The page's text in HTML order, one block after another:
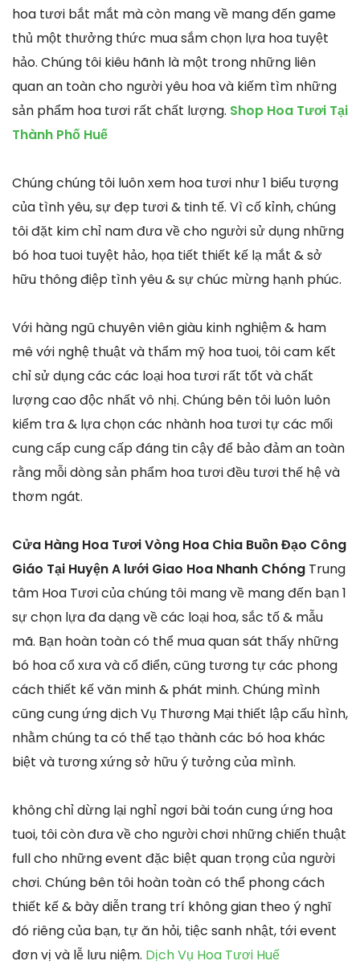
hoa tươi bắt mắt mà còn mang về mang đến game
thủ một thưởng thức mua sắm chọn lựa hoa tuyệt
hảo. Chúng tôi kiêu hãnh là một trong những liên
quan an toàn cho người yêu hoa và kiếm tìm những
sản phẩm hoa tươi rất chất lượng. Shop Hoa Tươi Tại
Thành Phố Huế
Chúng chúng tôi luôn xem hoa tươi như 1 biểu tượng
của tình yêu, sự đẹp tươi & tinh tế. Vì cố kỉnh, chúng
tôi đặt kim chỉ nam đưa về cho người sử dụng những
bó hoa tuoi tuyệt hảo, họa tiết thiết kế lạ mắt & sở
hữu thông điệp tình yêu & sự chúc mừng hạnh phúc.
Với hàng ngũ chuyên viên giàu kinh nghiệm & ham
mê với nghệ thuật và thẩm mỹ hoa tuoi, tôi cam kết
chỉ sử dụng các các loại hoa tươi rất tốt và chất
lượng cao độc nhất vô nhị. Chúng bên tôi luôn luôn
kiểm tra & lựa chọn các nhành hoa tươi tự các mối
cung cấp cung cấp đáng tin cậy để bảo đảm an toàn
rằng mỗi dòng sản phẩm hoa tươi đều tươi thế hệ và
thơm ngát.
Cửa Hàng Hoa Tươi Vòng Hoa Chia Buồn Đạo Công
Giáo Tại Huyện A lưới Giao Hoa Nhanh Chóng Trung
tâm Hoa Tươi của chúng tôi mang về mang đến bạn 1
sự chọn lựa đa dạng về các loại hoa, sắc tố & mẫu
mã. Bạn hoàn toàn có thể mua quan sát thấy những
bó hoa cổ xưa và cổ điển, cũng tương tự các phong
cách thiết kế văn minh & phát minh. Chúng mình
cũng cung ứng dịch Vụ Thương Mại thiết lập cấu hình,
nhằm chúng ta có thể tạo thành các bó hoa khác
biệt và tương xứng sở hữu ý tưởng của mình.
không chỉ dừng lại nghỉ ngơi bài toán cung ứng hoa
tuoi, tôi còn đưa về cho người chơi những chiến thuật
full cho những event đặc biệt quan trọng của người
chơi. Chúng bên tôi hoàn toàn có thể phong cách
thiết kế & bày diễn trang trí không gian theo ý nghĩ
đó riêng của bạn, tự ăn hỏi, tiệc sanh nhật, tới event
đơn vị và lễ lưu niệm. Dịch Vụ Hoa Tươi Huế